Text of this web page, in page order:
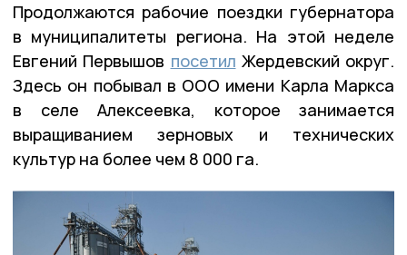
Продолжаются рабочие поездки губернатора
в муниципалитеты региона. На этой неделе
Евгений Первышов посетил Жердевский округ.
Здесь он побывал в ООО имени Карла Маркса
в селе Алексеевка, которое занимается
выращиванием зерновых и технических
культур на более чем 8 000 га.